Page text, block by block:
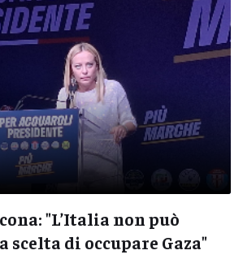
"L’Italia non può
scelta di occupare Gaza"